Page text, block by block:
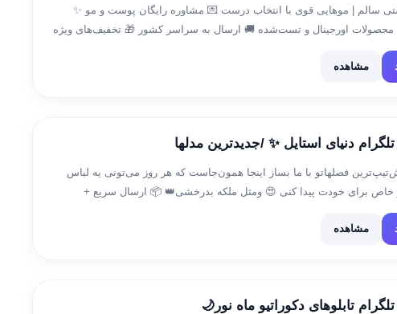
سالم | موهایی قوی با انتخاب درست 💌 مشاوره رایگان پوست و مو ✨
محصولات اورجینال و تست‌شده 🚚 ارسال به سراسر کشور 🎁 تخفیف‌های ویژه
برای مشاوره رایگان کلمه […]
مشاهده
تلگرام دنیای استایل ✨ /جدیدترین مدلها
فصلهاتو با ما بساز اینجا همون‌جاست که هر روز می‌تونی یه لباس
برای خودت پیدا کنی 😍 ومثل ملکه بدرخشی👑 📦 ارسال سریع +
عالی سفارش و ارسال رایگان […]
مشاهده
تلگرام تابلوهای دکوراتیو ماه نور🌙